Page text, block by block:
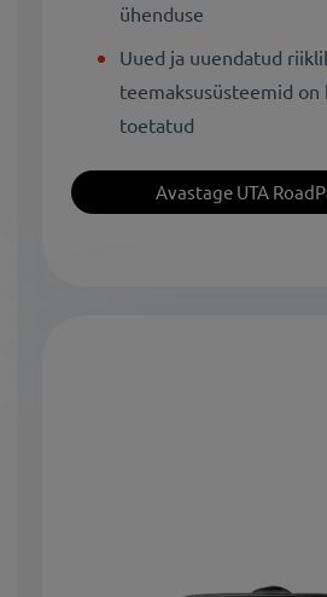
ühenduse
Uued ja uuendatud
teemaksusüsteemid on
toetatud
Avastage UTA